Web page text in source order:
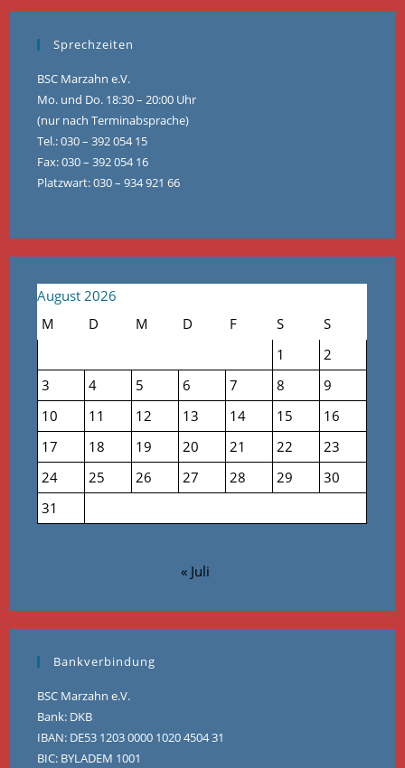
Sprechzeiten
BSC Marzahn e.V.
Mo. und Do. 18:30 – 20:00 Uhr
(nur nach Terminabsprache)
Tel.: 030 – 392 054 15
Fax: 030 – 392 054 16
Platzwart: 030 – 934 921 66
August 2026
M
D M D F S
S
1
2
3
4 5 6 7 8
9
10
11 12 13 14 15
16
17
18 19 20 21 22
23
24
25 26 27 28 29
30
31
« Juli
Bankverbindung
BSC Marzahn e.V.
Bank: DKB
IBAN: DE53 1203 0000 1020 4504 31
BIC: BYLADEM 1001